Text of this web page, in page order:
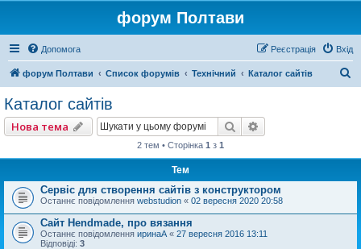
форум Полтави
Допомога Вхід
Реєстрація
форум Полтави Список форумів Технічний Каталог сайтів
Каталог сайтів
Нова тема Пошук
2 тем • Сторінка 1 з 1
Тем
Сервіс для створення сайтів з конструктором
Останнє повідомлення webstudion « 02 вересня 2020 20:58
Сайт Hendmade, про вязання
Останнє повідомлення иринаА « 27 вересня 2016 13:11
Відповіді: 3